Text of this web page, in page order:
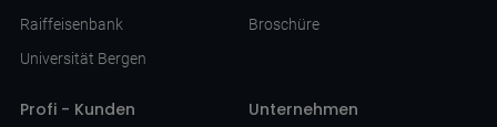
Raiffeisenbank
Universität Bergen
Broschüre
Profi - Kunden Unternehmen